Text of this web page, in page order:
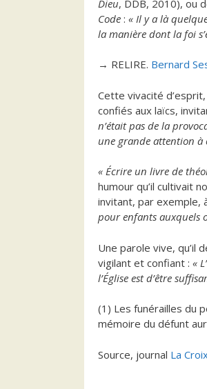
Dieu, DDB, 2010), ou
Code : « Il y a là
la manière dont la foi
→ RELIRE. Bernard
Cette vivacité
confiés aux laïcs,
n’était pas de la
une grande attention à
« Écrire un livre de
humour qu’il cultivait
invitant, par exemple,
pour enfants auxquels
Une parole vive, qu’il
vigilant et confiant : «
l’Église est d’être
(1) Les funérailles du
mémoire du défunt
Source, journal La